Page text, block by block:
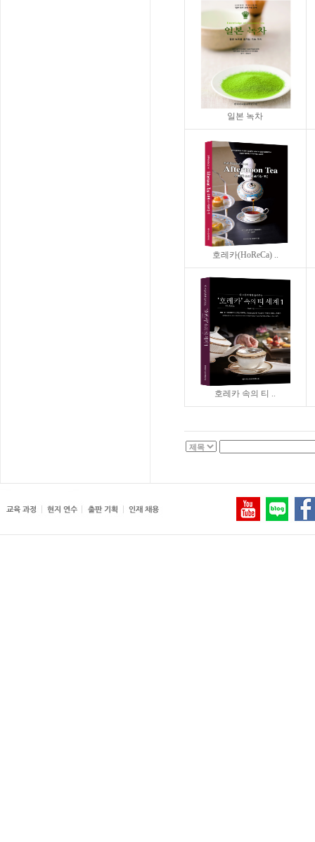
일본 녹차
호레카(HoReCa) ..
호레카 속의 티 ..